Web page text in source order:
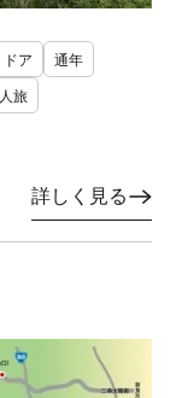
ア
通年
旅
詳しく見る